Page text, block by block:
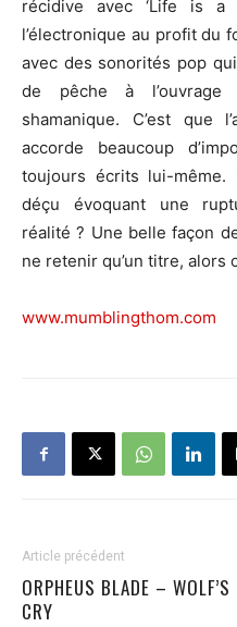
récidive avec ‘Life is a
l’électronique au profit du
avec des sonorités pop
de pêche à
shamanique. C’est que
accorde beaucoup
toujours écrits lui-même.
déçu évoquant une
réalité ? Une belle façon
ne retenir qu’un titre, alors
www.mumblingthom.com
Article précédent
ORPHEUS BLADE – WOLF’S
CRY